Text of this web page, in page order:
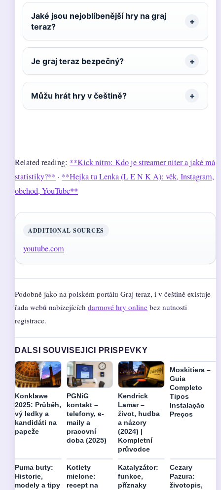
Jaké jsou nejoblíbenější hry na graj
teraz?
Je graj teraz bezpečný?
Můžu hrát hry v češtině?
Related reading: **Kick nitro: Kdo je streamer niter a jaké má
statistiky?** · **Hejka tu Lenka (L E N K A): věk, Instagram,
obchod, YouTube**
ADDITIONAL SOURCES
youtube.com
Podobně jako na polském portálu Graj teraz, i v češtině existuje
řada webů nabízejících darmové hry online bez nutnosti
registrace.
DALSI SOUVISEJICI PRISPEVKY
Konklawe
2025: Průběh,
vý ledky a
kandidáti na
papeže
PGNiG
kontakt –
telefony, e-
maily a
pracovní
doba (2025)
Kendrick
Lamar –
život, hudba
a názory
(2024) |
Kompletní
průvodce
Moskitiera –
Guia
Completo
Tipos
Instalação
Preços
Puma buty:
Historie,
modely a tipy
Kotlety
mielone:
recept na
Katalyzátor:
funkce,
příznaky
Cezary
Pazura:
životopis,